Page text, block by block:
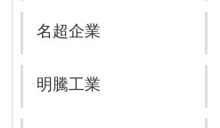
名超企業
明騰工業